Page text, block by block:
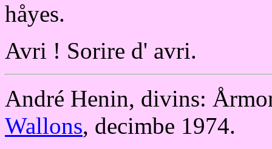
håyes.
Avri ! Sorire d' avri.
André Henin, divins:
Wallons, decimbe 1974.